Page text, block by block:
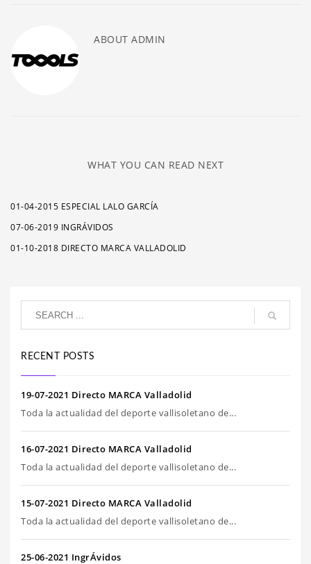
ABOUT ADMIN
WHAT YOU CAN READ NEXT
01-04-2015 ESPECIAL LALO GARCÍA
07-06-2019 INGRÁVIDOS
01-10-2018 DIRECTO MARCA VALLADOLID
RECENT POSTS
19-07-2021 Directo MARCA Valladolid
Toda la actualidad del deporte vallisoletano de...
16-07-2021 Directo MARCA Valladolid
Toda la actualidad del deporte vallisoletano de...
15-07-2021 Directo MARCA Valladolid
Toda la actualidad del deporte vallisoletano de...
25-06-2021 IngrÁvidos